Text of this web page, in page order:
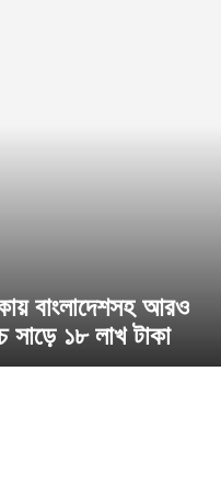
বাংলাদেশসহ আরও
সাড়ে ১৮ লাখ টাকা